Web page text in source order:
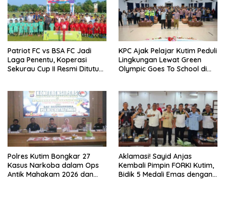
Patriot FC vs BSA FC Jadi
Laga Penentu, Koperasi
Sekurau Cup II Resmi Ditutup
KPC Ajak Pelajar Kutim Peduli
Lingkungan Lewat Green
Olympic Goes To School di
Polres Kutim Bongkar 27
Kasus Narkoba dalam Ops
Antik Mahakam 2026 dan
Aklamasi! Sayid Anjas
Kembali Pimpin FORKI Kutim,
Bidik 5 Medali Emas dengan